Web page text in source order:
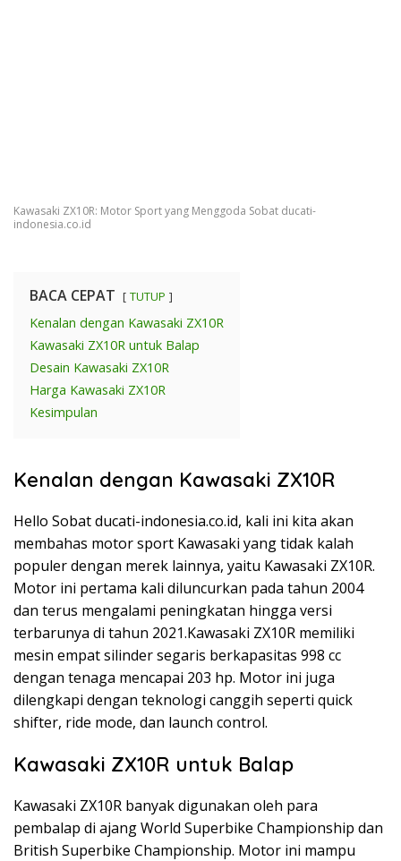
Kawasaki ZX10R: Motor Sport yang Menggoda Sobat ducati-
indonesia.co.id
BACA CEPAT TUTUP
Kenalan dengan Kawasaki ZX10R
Kawasaki ZX10R untuk Balap
Desain Kawasaki ZX10R
Harga Kawasaki ZX10R
Kesimpulan
Kenalan dengan Kawasaki ZX10R
Hello Sobat ducati-indonesia.co.id, kali ini kita akan
membahas motor sport Kawasaki yang tidak kalah
populer dengan merek lainnya, yaitu Kawasaki ZX10R.
Motor ini pertama kali diluncurkan pada tahun 2004
dan terus mengalami peningkatan hingga versi
terbarunya di tahun 2021.Kawasaki ZX10R memiliki
mesin empat silinder segaris berkapasitas 998 cc
dengan tenaga mencapai 203 hp. Motor ini juga
dilengkapi dengan teknologi canggih seperti quick
shifter, ride mode, dan launch control.
Kawasaki ZX10R untuk Balap
Kawasaki ZX10R banyak digunakan oleh para
pembalap di ajang World Superbike Championship dan
British Superbike Championship. Motor ini mampu